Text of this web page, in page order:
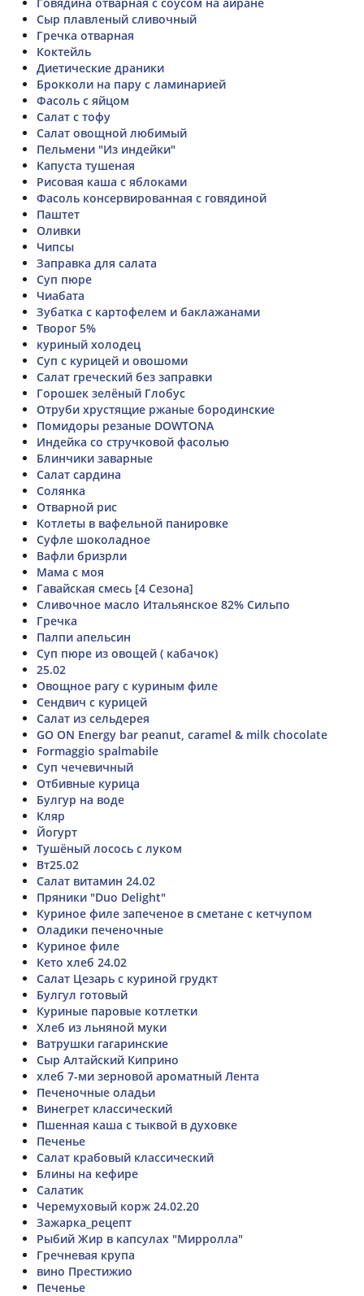
Сыр плавленый сливочный
Гречка отварная
Коктейль
Диетические драники
Брокколи на пару с ламинарией
Фасоль с яйцом
Салат с тофу
Салат овощной любимый
Пельмени "Из индейки"
Капуста тушеная
Рисовая каша с яблоками
Фасоль консервированная с говядиной
Паштет
Оливки
Чипсы
Заправка для салата
Суп пюре
Чиабата
Зубатка с картофелем и баклажанами
Творог 5%
куриный холодец
Суп с курицей и овошоми
Салат греческий без заправки
Горошек зелёный Глобус
Отруби хрустящие ржаные бородинские
Помидоры резаные DOWTONA
Индейка со стручковой фасолью
Блинчики заварные
Салат сардина
Солянка
Отварной рис
Котлеты в вафельной панировке
Суфле шоколадное
Вафли бризрли
Мама с моя
Гавайская смесь [4 Сезона]
Сливочное масло Итальянское 82% Сильпо
Гречка
Палпи апельсин
Суп пюре из овощей ( кабачок)
25.02
Овощное рагу с куриным филе
Сендвич с курицей
Салат из сельдерея
GO ON Energy bar peanut, caramel & milk chocolate
Formaggio spalmabile
Суп чечевичный
Отбивные курица
Булгур на воде
Кляр
Йогурт
Тушёный лосось с луком
Вт25.02
Салат витамин 24.02
Пряники "Duo Delight"
Куриное филе запеченое в сметане с кетчупом
Оладики печеночные
Куриное филе
Кето хлеб 24.02
Салат Цезарь с куриной грудкт
Булгул готовый
Куриные паровые котлетки
Хлеб из льняной муки
Ватрушки гагаринские
Сыр Алтайский Киприно
хлеб 7-ми зерновой ароматный Лента
Печеночные оладьи
Винегрет классический
Пшенная каша с тыквой в духовке
Печенье
Салат крабовый классический
Блины на кефире
Салатик
Черемуховый корж 24.02.20
Зажарка_рецепт
Рыбий Жир в капсулах "Мирролла"
Гречневая крупа
вино Престижио
Печенье